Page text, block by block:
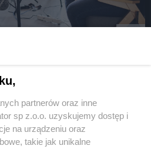
partnerów oraz inne
sp z.o.o. uzyskujemy dostęp i
na urządzeniu oraz
takie jak unikalne